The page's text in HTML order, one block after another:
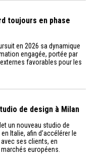
toujours en phase
en 2026 sa dynamique
engagée, portée par
favorables pour les
de design à Milan
un nouveau studio de
Italie, afin d’accélérer le
ses clients, en
européens.